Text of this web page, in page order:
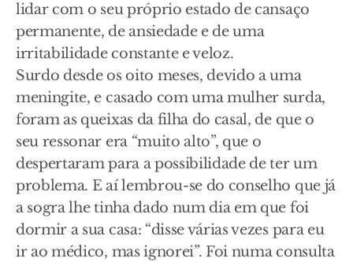
lidar com o seu próprio estado de cansaço
permanente, de ansiedade e de uma
irritabilidade constante e veloz.
Surdo desde os oito meses, devido a uma
meningite, e casado com uma mulher surda,
foram as queixas da filha do casal, de que o
seu ressonar era “muito alto”, que o
despertaram para a possibilidade de ter um
problema. E aí lembrou-se do conselho que já
a sogra lhe tinha dado num dia em que foi
dormir a sua casa: “disse várias vezes para eu
ir ao médico, mas ignorei”. Foi numa consulta